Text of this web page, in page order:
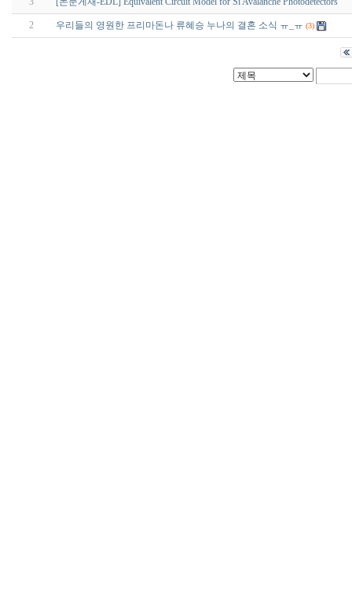
2 우리들의 영원한 프리마돈나 류혜승 누나의 결혼 소식 ㅠ_ㅠ (3)